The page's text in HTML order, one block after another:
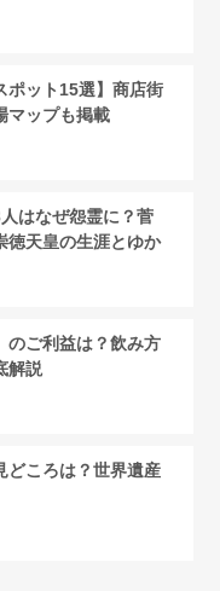
ポット15選】商店街
マップも掲載
人はなぜ怨霊に？菅
徳天皇の生涯とゆか
のご利益は？飲み方
解説
どころは？世界遺産